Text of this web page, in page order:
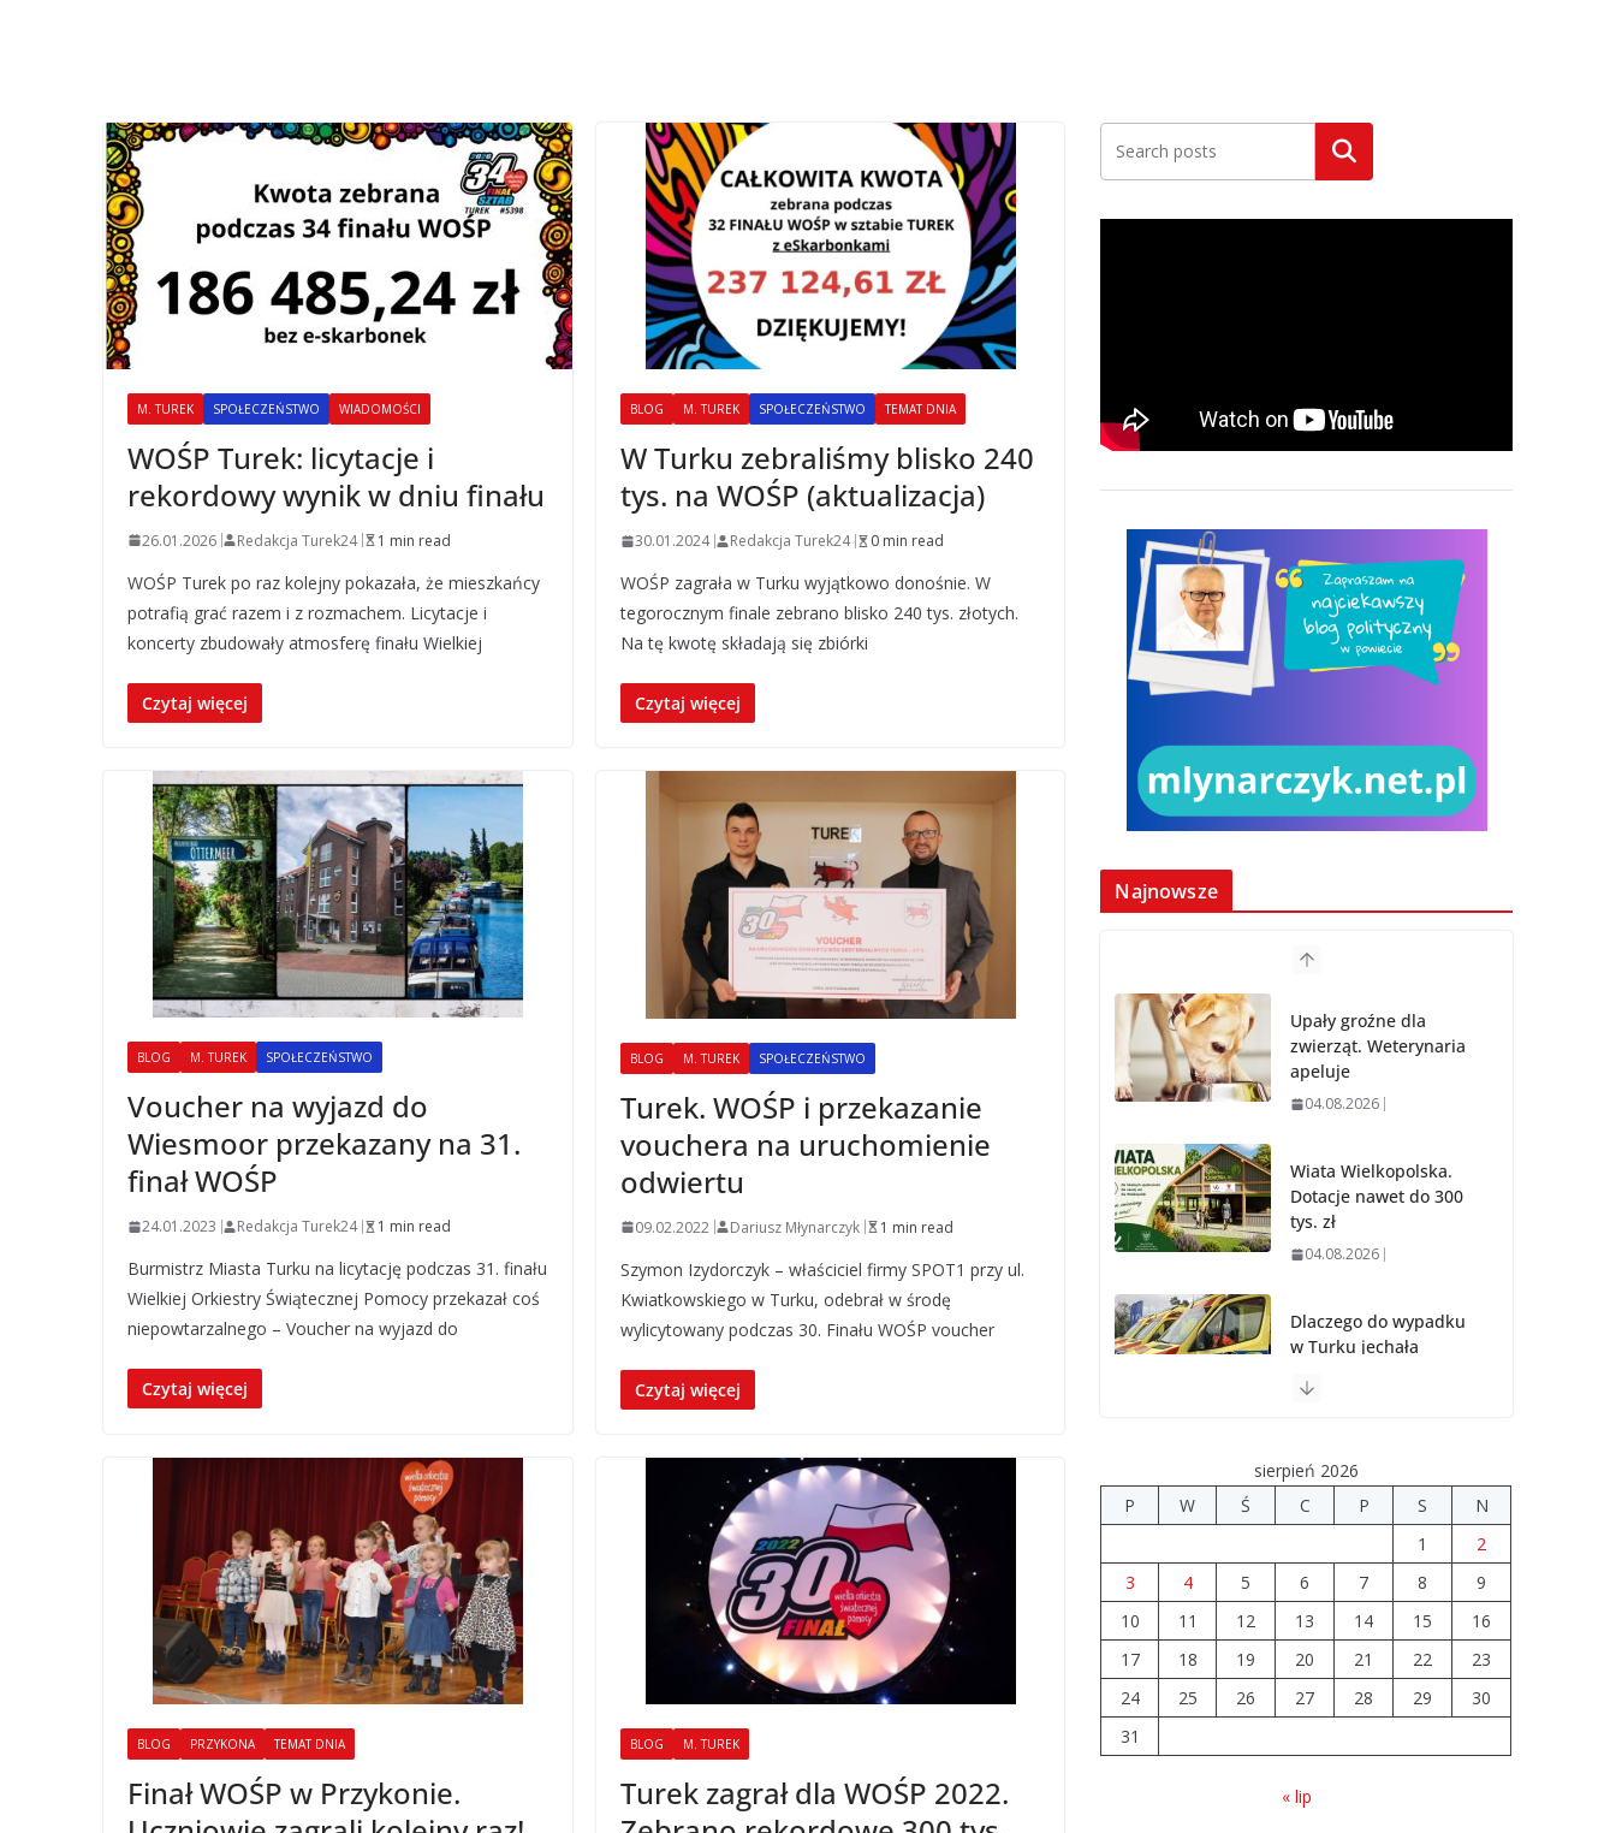
M. TUREK SPOŁECZEŃSTWO WIADOMOŚCI
WOŚP Turek: licytacje i
rekordowy wynik w dniu finału
26.01.2026 Redakcja Turek24 1 min read
WOŚP Turek po raz kolejny pokazała, że mieszkańcy
potrafią grać razem i z rozmachem. Licytacje i
koncerty zbudowały atmosferę finału Wielkiej
Czytaj więcej
BLOG M. TUREK SPOŁECZEŃSTWO TEMAT DNIA
W Turku zebraliśmy blisko 240
tys. na WOŚP (aktualizacja)
30.01.2024 Redakcja Turek24 0 min read
WOŚP zagrała w Turku wyjątkowo donośnie. W
tegorocznym finale zebrano blisko 240 tys. złotych.
Na tę kwotę składają się zbiórki
Czytaj więcej
BLOG M. TUREK SPOŁECZEŃSTWO
Voucher na wyjazd do
Wiesmoor przekazany na 31.
finał WOŚP
24.01.2023 Redakcja Turek24 1 min read
Burmistrz Miasta Turku na licytację podczas 31. finału
Wielkiej Orkiestry Świątecznej Pomocy przekazał coś
niepowtarzalnego – Voucher na wyjazd do
Czytaj więcej
BLOG M. TUREK SPOŁECZEŃSTWO
Turek. WOŚP i przekazanie
vouchera na uruchomienie
odwiertu
09.02.2022 Dariusz Młynarczyk 1 min read
Szymon Izydorczyk – właściciel firmy SPOT1 przy ul.
Kwiatkowskiego w Turku, odebrał w środę
wylicytowany podczas 30. Finału WOŚP voucher
Czytaj więcej
BLOG PRZYKONA TEMAT DNIA
Finał WOŚP w Przykonie.
BLOG M. TUREK
Turek zagrał dla WOŚP 2022.
Szukaj
Najnowsze
Upały groźne dla
zwierząt. Weterynaria
apeluje
04.08.2026
Wiata Wielkopolska.
Dotacje nawet do 300
tys. zł
04.08.2026
Dlaczego do wypadku
w Turku jechała
Ponad 9 mln zł na
drogi i świetlice w
powiecie
Powiat turecki poniżej
średniej pod
względem ofert pracy
03.08.2026
dyrektora szpitala.
sierpień 2026
P
W Ś C P S
N
1
2
3
4 5 6 7 8
9
10
11 12 13 14 15
16
17
18 19 20 21 22
23
24
25 26 27 28 29
30
31
« lip